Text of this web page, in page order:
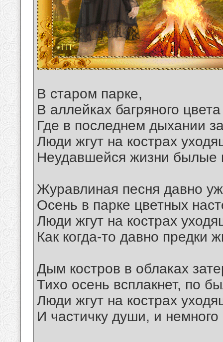
В старом парке,
В аллейках багряного цвета
Где в последнем дыхании
Люди жгут на кострах
Неудавшейся жизни былые
Журавлиная песня давно
Осень в парке цветных
Люди жгут на кострах
Как когда-то давно предки
Дым костров в облаках
Тихо осень всплакнет, по
Люди жгут на кострах
И частичку души, и немного